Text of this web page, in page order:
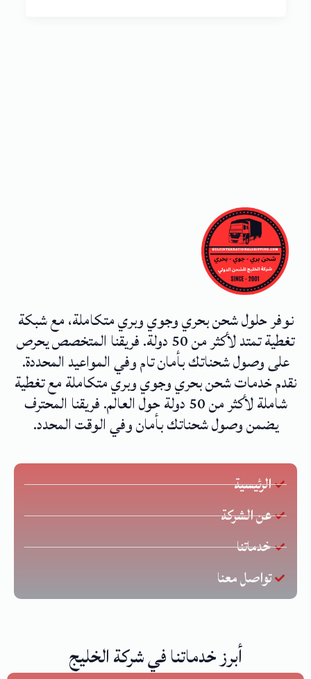
نوفر حلول شحن بحري وجوي وبري متكاملة، مع شبكة
تغطية تمتد لأكثر من 50 دولة. فريقنا المتخصص يحرص
على وصول شحناتك بأمان تام وفي المواعيد المحددة.
نقدم خدمات شحن بحري وجوي وبري متكاملة مع تغطية
شاملة لأكثر من 50 دولة حول العالم. فريقنا المحترف
يضمن وصول شحناتك بأمان وفي الوقت المحدد.
الرئيسية
عن الشركة
خدماتنا
تواصل معنا
أبرز خدماتنا في شركة الخليج